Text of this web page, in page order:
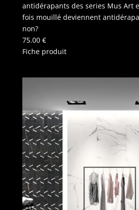
antidérapants des series Mus Art
fois mouillé deviennent
non?
75.00 €
Fiche produit